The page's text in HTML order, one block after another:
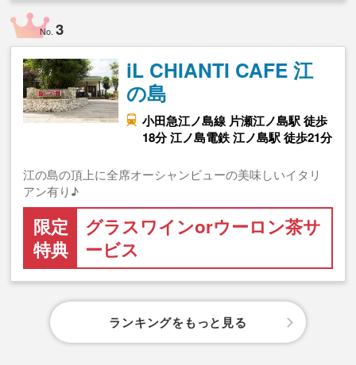
No.3
iL CHIANTI CAFE 江
の島
小田急江ノ島線 片瀬江ノ島駅 徒歩
18分 江ノ島電鉄 江ノ島駅 徒歩21分
江の島の頂上に全席オーシャンビューの美味しいイタリ
アン有り♪
限定
特典
グラスワインorウーロン茶サ
ービス
ランキングをもっと見る